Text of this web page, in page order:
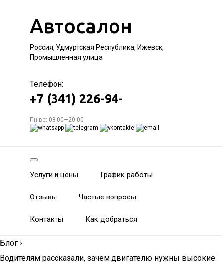
Автосалон
Россия, Удмуртская Республика, Ижевск,
Промышленная улица
Телефон:
+7 (341) 226-94-
Пн-вс: 08:00—20:00
Услуги и цены График работы
Отзывы Частые вопросы
Контакты Как добраться
Блог ›
Водителям рассказали, зачем двигателю нужны высокие